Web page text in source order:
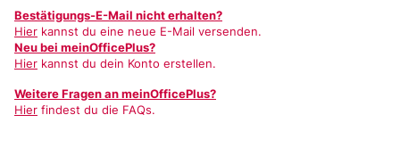
Bestätigungs-E-Mail nicht erhalten?
Hier kannst du eine neue E-Mail versenden.
Neu bei meinOfficePlus?
Hier kannst du dein Konto erstellen.
Weitere Fragen an meinOfficePlus?
Hier findest du die FAQs.